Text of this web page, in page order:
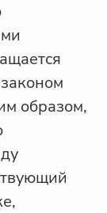
образом,